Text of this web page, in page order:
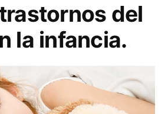
del
la infancia.